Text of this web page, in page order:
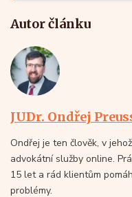
Autor článku
JUDr. Ondřej
Ondřej je ten člověk, v
advokátní služby online.
15 let a rád klientům
problémy.